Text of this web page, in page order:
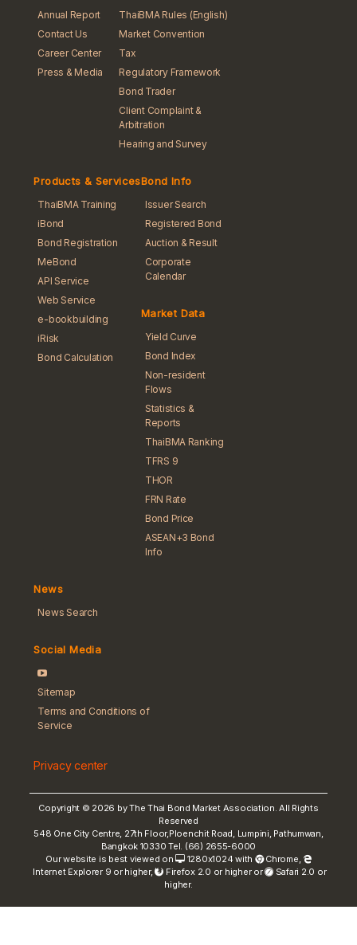
Annual Report
Contact Us
Career Center
Press & Media
ThaiBMA Rules (English)
Market Convention
Tax
Regulatory Framework
Bond Trader
Client Complaint &
Arbitration
Hearing and Survey
Products & Services
ThaiBMA Training
iBond
Bond Registration
MeBond
API Service
Web Service
e-bookbuilding
iRisk
Bond Calculation
Bond Info
Issuer Search
Registered Bond
Auction & Result
Corporate
Calendar
Market Data
Yield Curve
Bond Index
Non-resident
Flows
Statistics &
Reports
ThaiBMA Ranking
TFRS 9
THOR
FRN Rate
Bond Price
ASEAN+3 Bond
Info
News
News Search
Social Media
Sitemap
Terms and Conditions of
Service
Privacy center
Copyright © 2026 by The Thai Bond Market Association. All Rights
Reserved
548 One City Centre, 27th Floor,Ploenchit Road, Lumpini, Pathumwan,
Bangkok 10330 Tel. (66) 2655-6000
Our website is best viewed on
1280x1024 with Chrome,
Internet Explorer 9 or higher,
Firefox 2.0 or higher or
Safari 2.0 or
higher.